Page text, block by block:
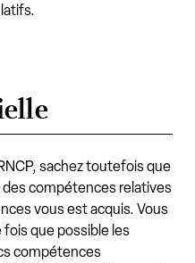
sachez toutefois que
des compétences relatives
vous est acquis. Vous
que possible les
compétences